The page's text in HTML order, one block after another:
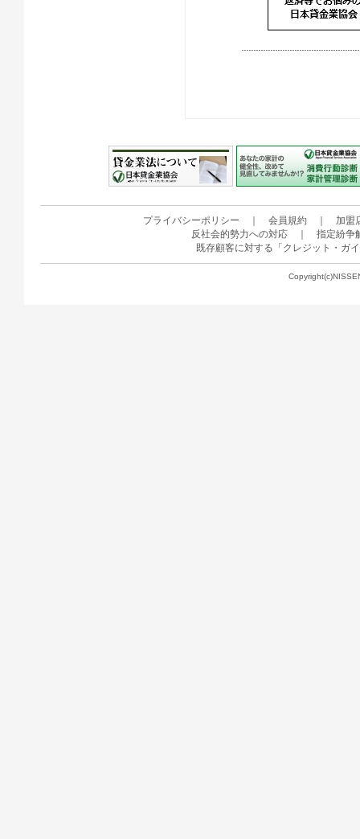
プライバシーポリシー 会員規約
加盟
反社会的勢力への対応
指定紛争
既存顧客に対する「クレジット・ガ